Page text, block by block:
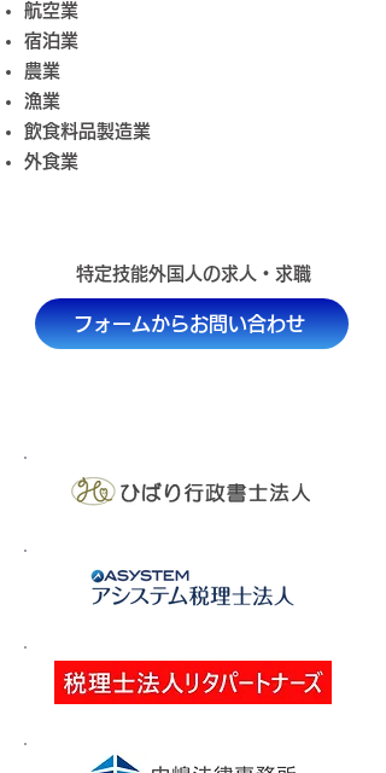
航空業
宿泊業
農業
漁業
飲食料品製造業
​外食業
​特定技能外国人の求人・求職
フォームからお問い合わせ